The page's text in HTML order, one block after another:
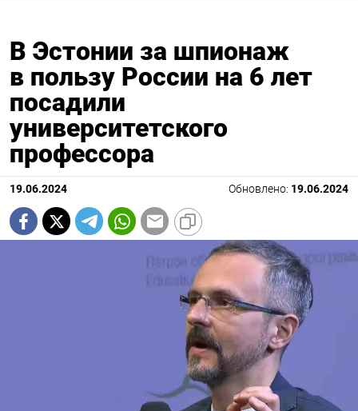
В Эстонии за шпионаж
в пользу России на 6 лет
посадили
университетского
профессора
19.06.2024 Обновлено: 19.06.2024